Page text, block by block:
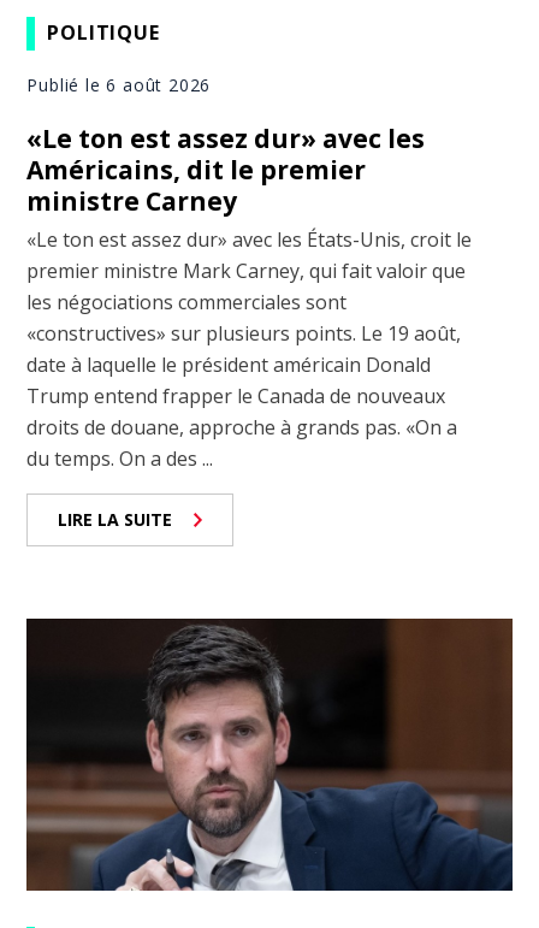
POLITIQUE
Publié le 6 août 2026
«Le ton est assez dur» avec les
Américains, dit le premier
ministre Carney
«Le ton est assez dur» avec les États-Unis, croit le
premier ministre Mark Carney, qui fait valoir que
les négociations commerciales sont
«constructives» sur plusieurs points. Le 19 août,
date à laquelle le président américain Donald
Trump entend frapper le Canada de nouveaux
droits de douane, approche à grands pas. «On a
du temps. On a des ...
LIRE LA SUITE